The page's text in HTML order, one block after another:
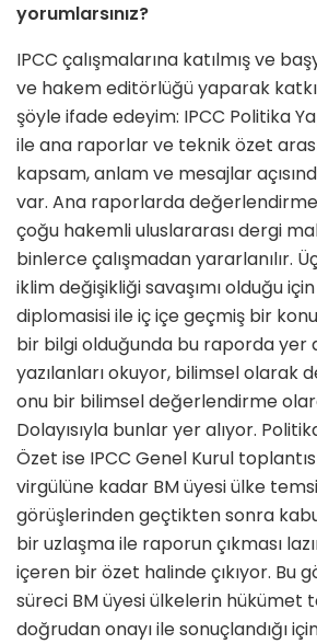
yorumlarsınız?
IPCC çalışmalarına katılmış ve
ve hakem editörlüğü yaparak
şöyle ifade edeyim: IPCC Politika
ile ana raporlar ve teknik özet
kapsam, anlam ve mesajlar
var. Ana raporlarda
çoğu hakemli uluslararası dergi
binlerce çalışmadan yararlanılır.
iklim değişikliği savaşımı olduğu
diplomasisi ile iç içe geçmiş bir
bir bilgi olduğunda bu raporda yer
yazılanları okuyor, bilimsel olarak
onu bir bilimsel değerlendirme
Dolayısıyla bunlar yer alıyor.
Özet ise IPCC Genel Kurul
virgülüne kadar BM üyesi ülke
görüşlerinden geçtikten sonra
bir uzlaşma ile raporun çıkması
içeren bir özet halinde çıkıyor. Bu
süreci BM üyesi ülkelerin hükümet
doğrudan onayı ile sonuçlandığı